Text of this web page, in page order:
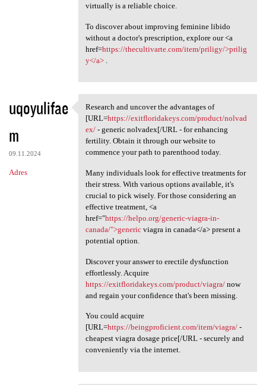
virtually is a reliable choice.
To discover about improving feminine libido
without a doctor's prescription, explore our <a
href=https://thecultivarte.com/item/priligy/>prilig
y</a>.
uqoyulifae
m
09.11.2024
Adres
Research and uncover the
Research and uncover the advantages of
[URL=https://exitfloridakeys.com/product/nolvad
ex/- generic nolvadex[/URL - for enhancing
fertility. Obtain it through our website to
commence your path to parenthood today.
Many individuals look for effective treatments for
their stress. With various options available, it's
crucial to pick wisely. For those considering an
effective treatment, <a
href="https://helpo.org/generic-viagra-in-
canada/">genericviagra in canada</a> present a
potential option.
Discover your answer to erectile dysfunction
effortlessly. Acquire
https://exitfloridakeys.com/product/viagra/now
and regain your confidence that's been missing.
You could acquire
[URL=https://beingproficient.com/item/viagra/-
cheapest viagra dosage price[/URL - securely and
conveniently via the internet.